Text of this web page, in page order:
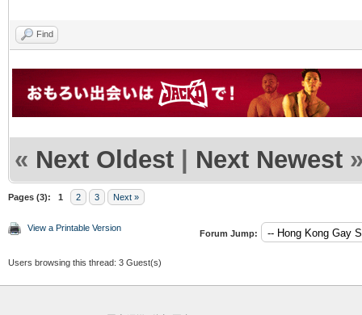
Find
« Next Oldest | Next Newest
Pages (3): 1 2 3 Next »
View a Printable Version
Forum Jump:
Users browsing this thread: 3 Guest(s)